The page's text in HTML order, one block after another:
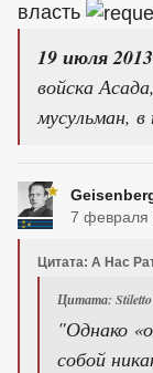
власть
19 июля 2013
войска
мусульман,
7 февраля
Цитата: А Нас
Цитата: Stiletto
"Однако
собой